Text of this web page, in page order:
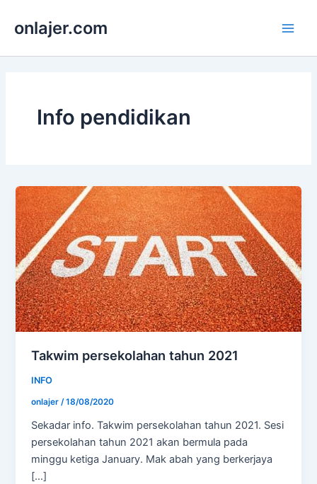
onlajer.com
Info pendidikan
Takwim persekolahan tahun 2021
INFO
onlajer/18/08/2020
Sekadar info. Takwim persekolahan tahun 2021. Sesi
persekolahan tahun 2021 akan bermula pada
minggu ketiga January. Mak abah yang berkerjaya
[…]